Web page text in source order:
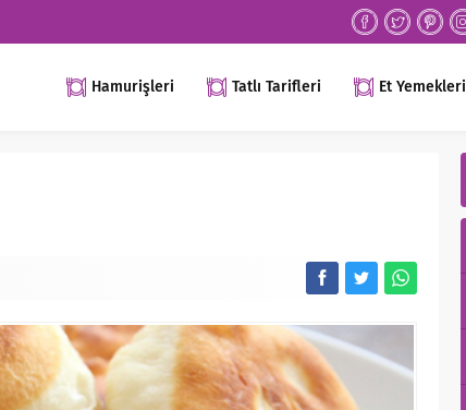
Hamurişleri Tatlı Tarifleri Et Yemekleri